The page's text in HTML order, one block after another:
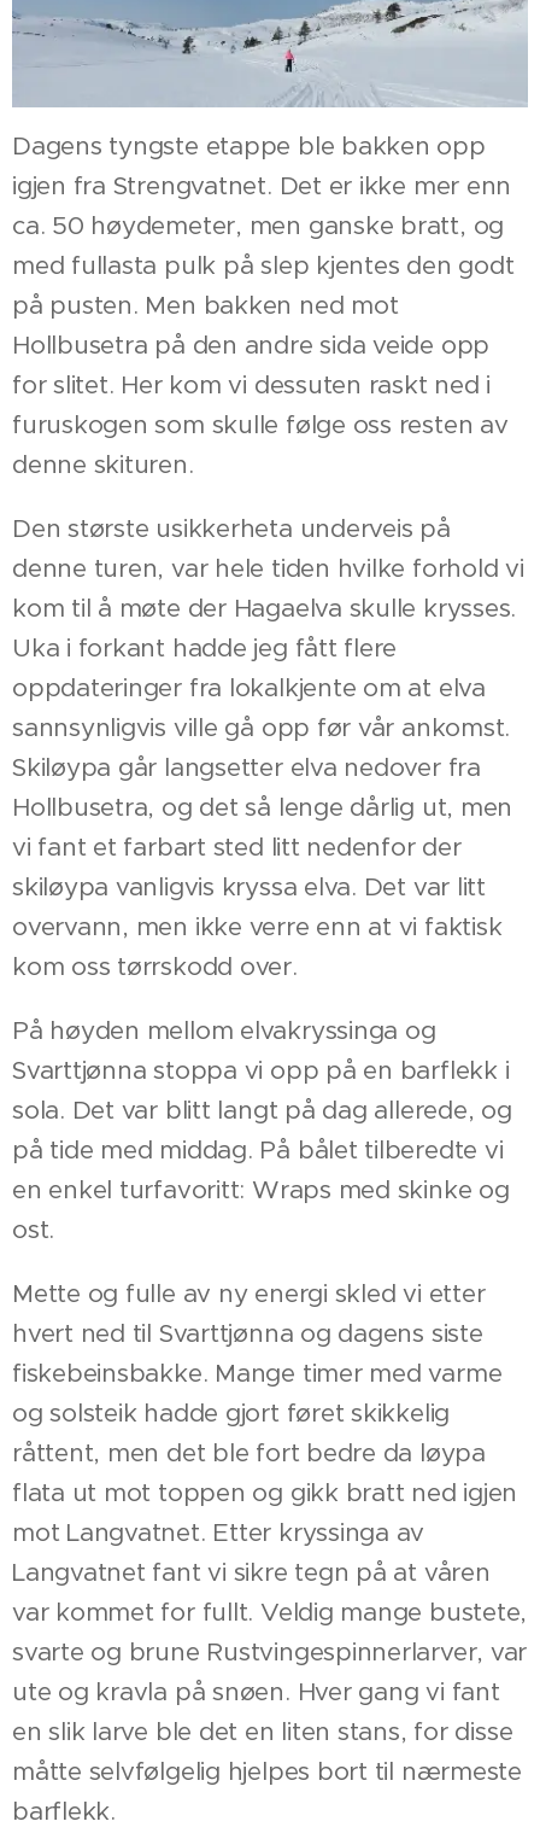
Dagens tyngste etappe ble bakken opp
igjen fra Strengvatnet. Det er ikke mer enn
ca. 50 høydemeter, men ganske bratt, og
med fullasta pulk på slep kjentes den godt
på pusten. Men bakken ned mot
Hollbusetra på den andre sida veide opp
for slitet. Her kom vi dessuten raskt ned i
furuskogen som skulle følge oss resten av
denne skituren.
Den største usikkerheta underveis på
denne turen, var hele tiden hvilke forhold vi
kom til å møte der Hagaelva skulle krysses.
Uka i forkant hadde jeg fått flere
oppdateringer fra lokalkjente om at elva
sannsynligvis ville gå opp før vår ankomst.
Skiløypa går langsetter elva nedover fra
Hollbusetra, og det så lenge dårlig ut, men
vi fant et farbart sted litt nedenfor der
skiløypa vanligvis kryssa elva. Det var litt
overvann, men ikke verre enn at vi faktisk
kom oss tørrskodd over.
På høyden mellom elvakryssinga og
Svarttjønna stoppa vi opp på en barflekk i
sola. Det var blitt langt på dag allerede, og
på tide med middag. På bålet tilberedte vi
en enkel turfavoritt: Wraps med skinke og
ost.
Mette og fulle av ny energi skled vi etter
hvert ned til Svarttjønna og dagens siste
fiskebeinsbakke. Mange timer med varme
og solsteik hadde gjort føret skikkelig
råttent, men det ble fort bedre da løypa
flata ut mot toppen og gikk bratt ned igjen
mot Langvatnet. Etter kryssinga av
Langvatnet fant vi sikre tegn på at våren
var kommet for fullt. Veldig mange bustete,
svarte og brune Rustvingespinnerlarver, var
ute og kravla på snøen. Hver gang vi fant
en slik larve ble det en liten stans, for disse
måtte selvfølgelig hjelpes bort til nærmeste
barflekk.